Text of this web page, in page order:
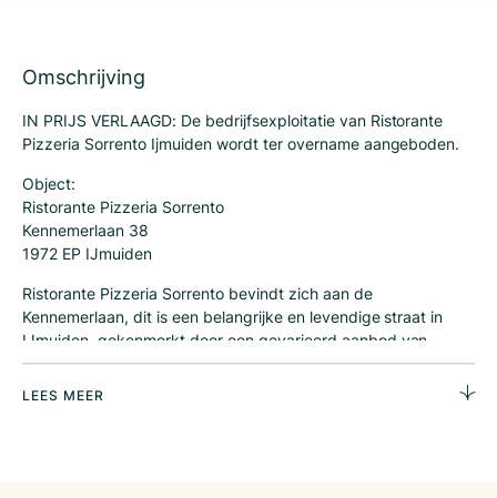
Omschrijving
IN PRIJS VERLAAGD: De bedrijfsexploitatie van Ristorante
Pizzeria Sorrento Ijmuiden wordt ter overname aangeboden.
Object:
Ristorante Pizzeria Sorrento
Kennemerlaan 38
1972 EP IJmuiden
Ristorante Pizzeria Sorrento bevindt zich aan de
Kennemerlaan, dit is een belangrijke en levendige straat in
IJmuiden, gekenmerkt door een gevarieerd aanbod van
winkels, restaurants en cafés.
Als centrale verkeersader verbindt de laan verschillende delen
LEES MEER